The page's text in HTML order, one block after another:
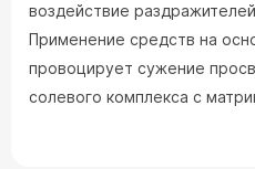
воздействие
Применение средств на
провоцирует сужение
солевого комплекса с